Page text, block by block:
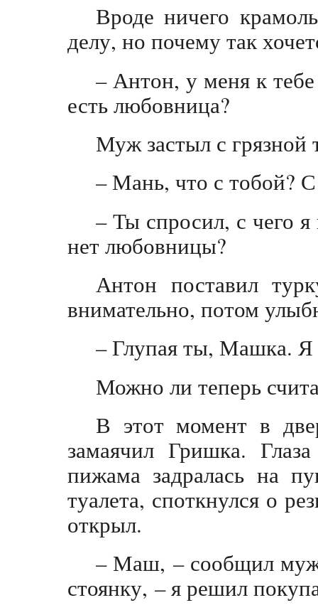
Вроде ничего
делу, но почему так
– Антон, у меня к
есть любовница?
Муж застыл с грязной
– Мань, что с тобой? С
– Ты спросил, с чего я
нет любовницы?
Антон поставил
внимательно, потом
– Глупая ты, Машка.
Можно ли теперь
В этот момент в
замаячил Гришка.
пижама задралась на
туалета, споткнулся о
открыл.
– Маш, – сообщил
стоянку, – я решил